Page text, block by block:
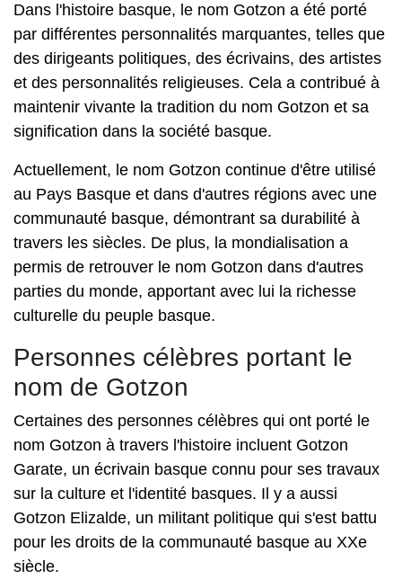
Dans l'histoire basque, le nom Gotzon a été porté
par différentes personnalités marquantes, telles que
des dirigeants politiques, des écrivains, des artistes
et des personnalités religieuses. Cela a contribué à
maintenir vivante la tradition du nom Gotzon et sa
signification dans la société basque.
Actuellement, le nom Gotzon continue d'être utilisé
au Pays Basque et dans d'autres régions avec une
communauté basque, démontrant sa durabilité à
travers les siècles. De plus, la mondialisation a
permis de retrouver le nom Gotzon dans d'autres
parties du monde, apportant avec lui la richesse
culturelle du peuple basque.
Personnes célèbres portant le
nom de Gotzon
Certaines des personnes célèbres qui ont porté le
nom Gotzon à travers l'histoire incluent Gotzon
Garate, un écrivain basque connu pour ses travaux
sur la culture et l'identité basques. Il y a aussi
Gotzon Elizalde, un militant politique qui s'est battu
pour les droits de la communauté basque au XXe
siècle.